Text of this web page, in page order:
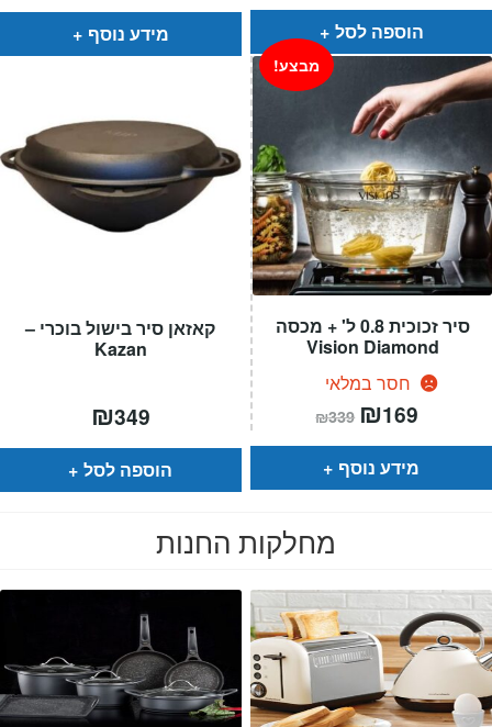
מידע נוסף הוספה לסל
קאזאן סיר בישול בוכרי –
Kazan
₪349
הוספה לסל
סיר זכוכית 0.8 ל' + מכסה
Vision Diamond
חסר במלאי
מבצע!
₪339 המחיר
המקורי
היה:
₪339.
₪169
הוא:
מידע נוסף
מחלקות החנות